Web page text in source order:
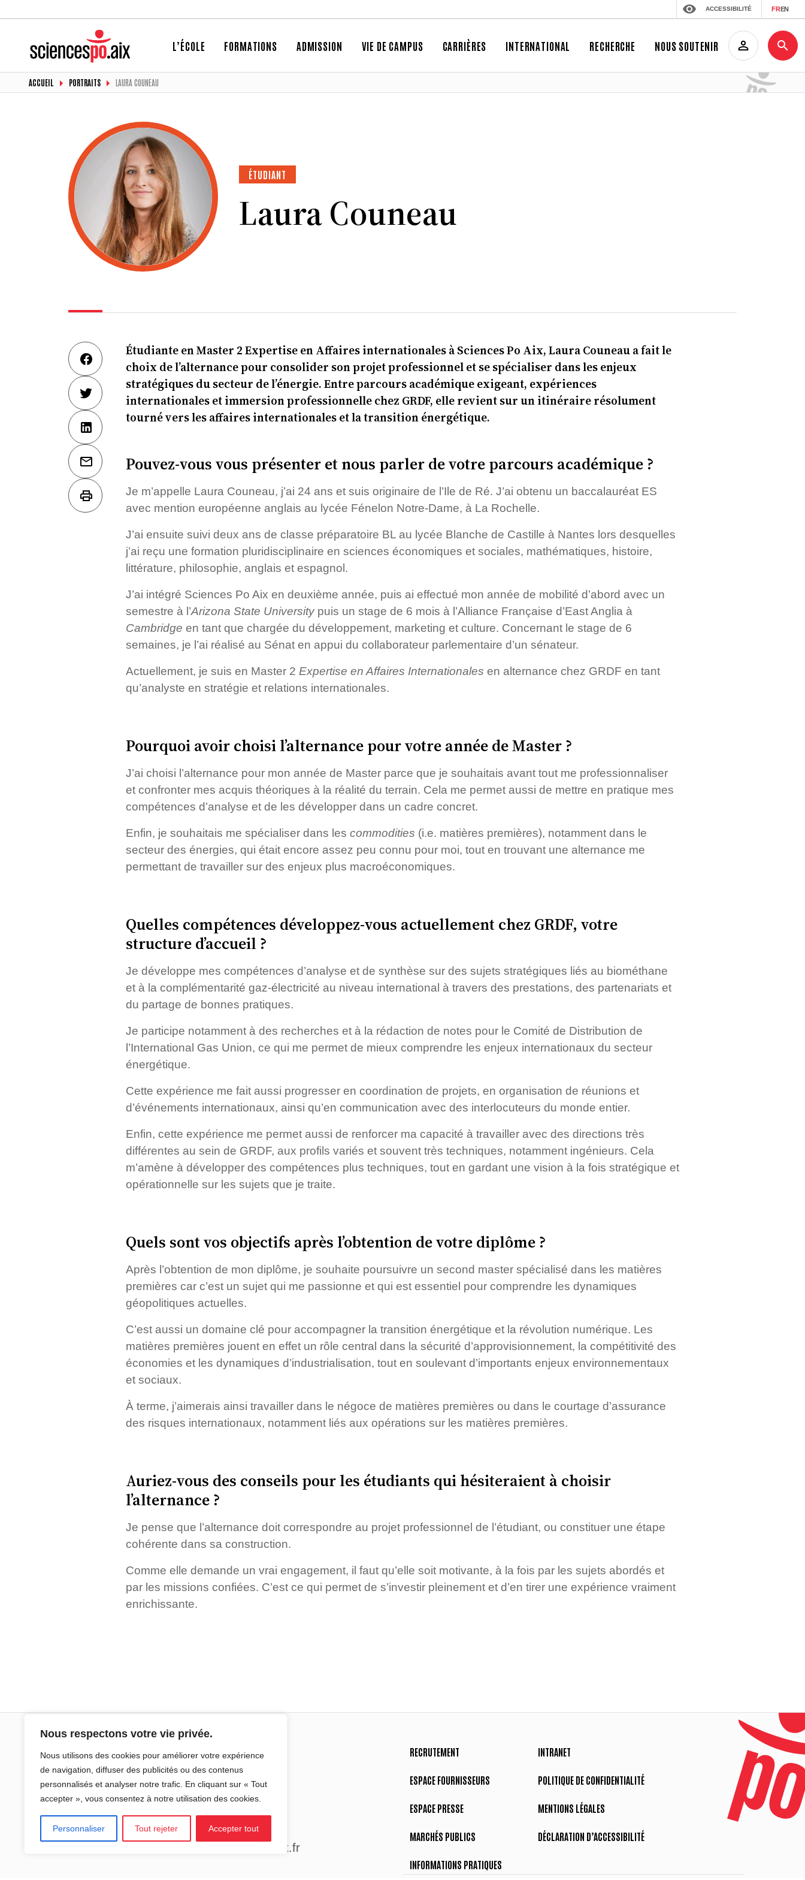
Nous respectons votre vie privée.
Nous utilisons des cookies pour améliorer votre expérience
de navigation, diffuser des publicités ou des contenus
personnalisés et analyser notre trafic. En cliquant sur « Tout
accepter », vous consentez à notre utilisation des cookies.
Personnaliser Tout rejeter Accepter tout
ACCESSIBILITÉ FREN
L’ÉCOLE FORMATIONS ADMISSION VIE DE CAMPUS CARRIÈRES INTERNATIONAL RECHERCHE NOUS SOUTENIR
ACCUEIL PORTRAITS LAURA COUNEAU
ÉTUDIANT
Laura Couneau
Étudiante en Master 2 Expertise en Affaires internationales à Sciences Po Aix, Laura Couneau a fait le
choix de l’alternance pour consolider son projet professionnel et se spécialiser dans les enjeux
stratégiques du secteur de l’énergie. Entre parcours académique exigeant, expériences
internationales et immersion professionnelle chez GRDF, elle revient sur un itinéraire résolument
tourné vers les affaires internationales et la transition énergétique.
Pouvez-vous vous présenter et nous parler de votre parcours académique ?
Je m’appelle Laura Couneau, j’ai 24 ans et suis originaire de l’Ile de Ré. J’ai obtenu un baccalauréat ES
avec mention européenne anglais au lycée Fénelon Notre-Dame, à La Rochelle.
J’ai ensuite suivi deux ans de classe préparatoire BL au lycée Blanche de Castille à Nantes lors desquelles
j’ai reçu une formation pluridisciplinaire en sciences économiques et sociales, mathématiques, histoire,
littérature, philosophie, anglais et espagnol.
J’ai intégré Sciences Po Aix en deuxième année, puis ai effectué mon année de mobilité d’abord avec un
semestre à l’Arizona State Universitypuis un stage de 6 mois à l’Alliance Française d’East Anglia à
Cambridge en tant que chargée du développement, marketing et culture. Concernant le stage de 6
semaines, je l’ai réalisé au Sénat en appui du collaborateur parlementaire d’un sénateur.
Actuellement, je suis en Master 2 Expertise en Affaires Internationales en alternance chez GRDF en tant
qu’analyste en stratégie et relations internationales.
Pourquoi avoir choisi l’alternance pour votre année de Master ?
J’ai choisi l’alternance pour mon année de Master parce que je souhaitais avant tout me professionnaliser
et confronter mes acquis théoriques à la réalité du terrain. Cela me permet aussi de mettre en pratique mes
compétences d’analyse et de les développer dans un cadre concret.
Enfin, je souhaitais me spécialiser dans les commodities (i.e. matières premières), notamment dans le
secteur des énergies, qui était encore assez peu connu pour moi, tout en trouvant une alternance me
permettant de travailler sur des enjeux plus macroéconomiques.
Quelles compétences développez-vous actuellement chez GRDF, votre
structure d’accueil ?
Je développe mes compétences d’analyse et de synthèse sur des sujets stratégiques liés au biométhane
et à la complémentarité gaz-électricité au niveau international à travers des prestations, des partenariats et
du partage de bonnes pratiques.
Je participe notamment à des recherches et à la rédaction de notes pour le Comité de Distribution de
l’International Gas Union, ce qui me permet de mieux comprendre les enjeux internationaux du secteur
énergétique.
Cette expérience me fait aussi progresser en coordination de projets, en organisation de réunions et
d’événements internationaux, ainsi qu’en communication avec des interlocuteurs du monde entier.
Enfin, cette expérience me permet aussi de renforcer ma capacité à travailler avec des directions très
différentes au sein de GRDF, aux profils variés et souvent très techniques, notamment ingénieurs. Cela
m’amène à développer des compétences plus techniques, tout en gardant une vision à la fois stratégique et
opérationnelle sur les sujets que je traite.
Quels sont vos objectifs après l’obtention de votre diplôme ?
Après l’obtention de mon diplôme, je souhaite poursuivre un second master spécialisé dans les matières
premières car c’est un sujet qui me passionne et qui est essentiel pour comprendre les dynamiques
géopolitiques actuelles.
C’est aussi un domaine clé pour accompagner la transition énergétique et la révolution numérique. Les
matières premières jouent en effet un rôle central dans la sécurité d’approvisionnement, la compétitivité des
économies et les dynamiques d’industrialisation, tout en soulevant d’importants enjeux environnementaux
et sociaux.
À terme, j’aimerais ainsi travailler dans le négoce de matières premières ou dans le courtage d’assurance
des risques internationaux, notamment liés aux opérations sur les matières premières.
Auriez-vous des conseils pour les étudiants qui hésiteraient à choisir
l’alternance ?
Je pense que l’alternance doit correspondre au projet professionnel de l’étudiant, ou constituer une étape
cohérente dans sa construction.
Comme elle demande un vrai engagement, il faut qu’elle soit motivante, à la fois par les sujets abordés et
par les missions confiées. C’est ce qui permet de s’investir pleinement et d’en tirer une expérience vraiment
enrichissante.
Sciences Po Aix
25 rue Gaston de Saporta
13100 Aix-en-Provence
Tel : 04 65 04 70 00
sciencespo.aix@sciencespo-aix.fr
RECRUTEMENT
ESPACE FOURNISSEURS
ESPACE PRESSE
MARCHÉS PUBLICS
INFORMATIONS PRATIQUES
INTRANET
POLITIQUE DE CONFIDENTIALITÉ
MENTIONS LÉGALES
DÉCLARATION D’ACCESSIBILITÉ